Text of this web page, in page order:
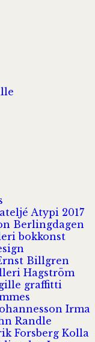
ateljé Atypi 2017
Berlingdagen
bokkonst
Billgren
Hagström
gille graffitti
Irma
Randle
Forsberg Kolla